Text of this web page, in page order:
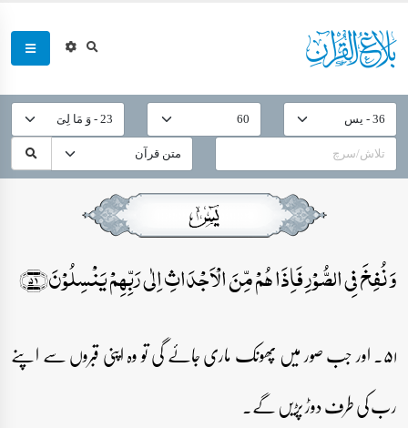
وَ نُفِخَ فِی الصُّوۡرِ فَاِذَا ہُمۡ مِّنَ الۡاَجۡدَاثِ اِلٰی رَبِّہِمۡ یَنۡسِلُوۡنَ﴿۵۱﴾
۵۱۔ اور جب صور میں پھونک ماری جائے گی تو وہ اپنی قبروں سے اپنے
رب کی طرف دوڑ پڑیں گے۔